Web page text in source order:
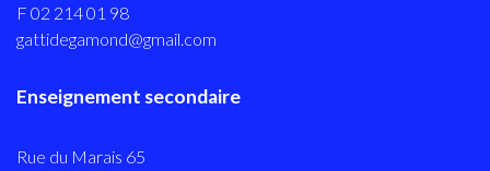
F 02 214 01 98
gattidegamond@gmail.com
Enseignement secondaire
Rue du Marais 65